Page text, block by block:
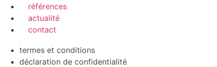
références
actualité
contact
termes et conditions
déclaration de confidentialité